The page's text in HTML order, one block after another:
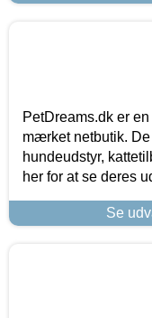
PetDreams.dk er
mærket netbutik.
hundeudstyr,
her for at se deres
Se